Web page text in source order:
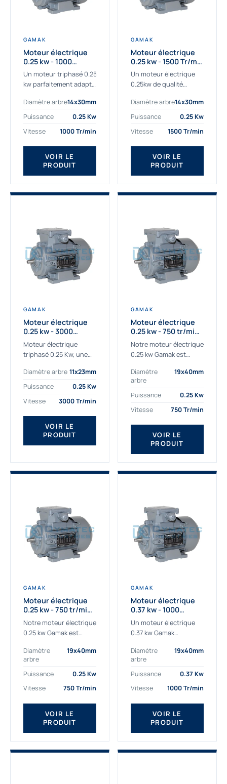
GAMAK
Moteur électrique
0.25 kw - 1000
Tr/min - 230/400V -
IE2
Un moteur triphasé 0.25
kw parfaitement adapté
sévères. Notre
important stock de
permet de livrer
rapidement tous types
de moteurs.
Ce moteur...
Diamètre arbre14x30mm
Puissance
0.25 Kw
Vitesse
1000 Tr/min
VOIR LE
PRODUIT
GAMAK
Moteur électrique
0.25 kw - 1500 Tr/min
- 230/400V - IE2
Un moteur électrique
0.25kw de qualité
professionnels. Notre
gamme de moteurs
sélectionné pour la très
haute...
Diamètre arbre14x30mm
Puissance
0.25 Kw
Vitesse
1500 Tr/min
VOIR LE
PRODUIT
GAMAK
Moteur électrique
0.25 kw - 3000
Tr/min - 230/400V -
IE2
Moteur électrique
triphasé 0.25 Kw, une
adaptée à tous types
de machines.
triphasé 0.25 Kw Gamak
à haut rendement...
Diamètre arbre 11x23mm
Puissance
0.25 Kw
Vitesse
3000 Tr/min
VOIR LE
PRODUIT
GAMAK
Moteur électrique
0.25 kw - 750 tr/min -
230/400V - IE2
Notre moteur électrique
0.25 kw Gamak est
aux applications
sévères. Nous
déterminons,
fournissons
des moteurs
asynchrones depuis de
nombreuses années....
Diamètre
arbre
19x40mm
Puissance
0.25 Kw
Vitesse
750 Tr/min
VOIR LE
PRODUIT
GAMAK
Moteur électrique
0.25 kw - 750 tr/min -
230/400V - IE3
Notre moteur électrique
0.25 kw Gamak est
aux applications
sévères. Nous
déterminons,
fournissons
des moteurs
asynchrones depuis de
nombreuses années....
Diamètre
arbre
19x40mm
Puissance
0.25 Kw
Vitesse
750 Tr/min
VOIR LE
PRODUIT
GAMAK
Moteur électrique
0.37 kw - 1000
Tr/min - 230/400V -
IE2
Un moteur électrique
0.37 kw Gamak
aux applications
industrielles.
Commander un moteur
Gamak c’est choisir un
produit de très haute
qualité....
Diamètre
arbre
19x40mm
Puissance
0.37 Kw
Vitesse
1000 Tr/min
VOIR LE
PRODUIT